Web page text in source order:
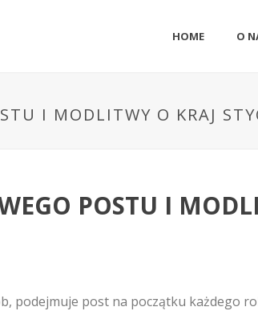
HOME O
I MODLITWY O KRAJ
POSTU I
podejmuje post na początku każdego